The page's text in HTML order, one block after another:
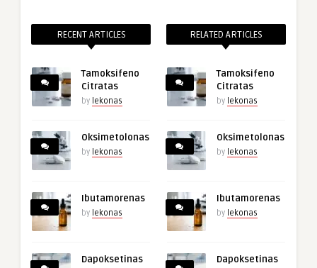
RECENT ARTICLES
Tamoksifeno
Citratas
by lekonas
Oksimetolonas
by lekonas
Ibutamorenas
by lekonas
Dapoksetinas
RELATED ARTICLES
Tamoksifeno
Citratas
by lekonas
Oksimetolonas
by lekonas
Ibutamorenas
by lekonas
Dapoksetinas